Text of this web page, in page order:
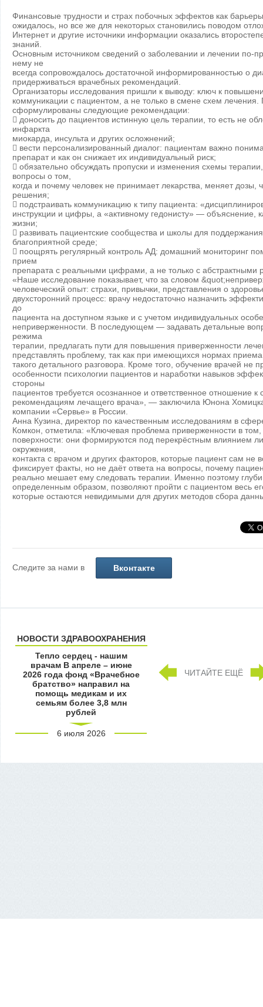
Финансовые трудности и страх побочных эффектов как
ожидалось, но все же для некоторых становились поводом
Интернет и другие источники информации оказались
знаний.
Основным источником сведений о заболевании и лечении по-
нему не
всегда сопровождалось достаточной информированностью о
придерживаться врачебных рекомендаций.
Организаторы исследования пришли к выводу: ключ к
коммуникации с пациентом, а не только в смене схем
сформулированы следующие рекомендации:
 доносить до пациентов истинную цель терапии, то есть не
инфаркта
миокарда, инсульта и других осложнений;
 вести персонализированный диалог: пациентам важно
препарат и как он снижает их индивидуальный риск;
 обязательно обсуждать пропуски и изменения схемы
вопросы о том,
когда и почему человек не принимает лекарства, меняет дозы,
решения;
 подстраивать коммуникацию к типу пациента:
инструкции и цифры, а «активному гедонисту» — объяснение,
жизни;
 развивать пациентские сообщества и школы для
благоприятной среде;
 поощрять регулярный контроль АД: домашний мониторинг
прием
препарата с реальными цифрами, а не только с абстрактными
«Наше исследование показывает, что за словом
человеческий опыт: страхи, привычки, представления о
двухсторонний процесс: врачу недостаточно назначить
до
пациента на доступном языке и с учетом индивидуальных
неприверженности. В последующем — задавать детальные
режима
терапии, предлагать пути для повышения приверженности
представлять проблему, так как при имеющихся нормах
такого детального разговора. Кроме того, обучение врачей не
особенности психологии пациентов и наработки навыков
стороны
пациентов требуется осознанное и ответственное отношение
рекомендациям лечащего врача», — заключила Юнона
компании «Сервье» в России.
Анна Кузина, директор по качественным исследованиям в
Комкон, отметила: «Ключевая проблема приверженности в
поверхности: они формируются под перекрёстным влиянием
окружения,
контакта с врачом и других факторов, которые пациент сам не
фиксирует факты, но не даёт ответа на вопросы, почему
реально мешает ему следовать терапии. Именно поэтому
определенным образом, позволяют пройти с пациентом весь
которые остаются невидимыми для других методов сбора
Следите за нами в Вконтакте
НОВОСТИ ЗДРАВООХРАНЕНИЯ
Тепло сердец - нашим
врачам В апреле – июне
2026 года фонд «Врачебное
братство» направил на
помощь медикам и их
семьям более 3,8 млн
рублей
6 июля 2026
ЧИТАЙТЕ ЕЩЁ